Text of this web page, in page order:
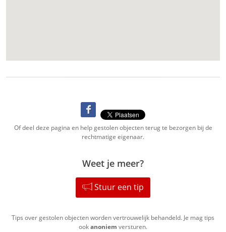
Of deel deze pagina en help gestolen objecten terug te bezorgen bij de
rechtmatige eigenaar.
Weet je meer?
Stuur een tip
Tips over gestolen objecten worden vertrouwelijk behandeld. Je mag tips
ookanoniem versturen.